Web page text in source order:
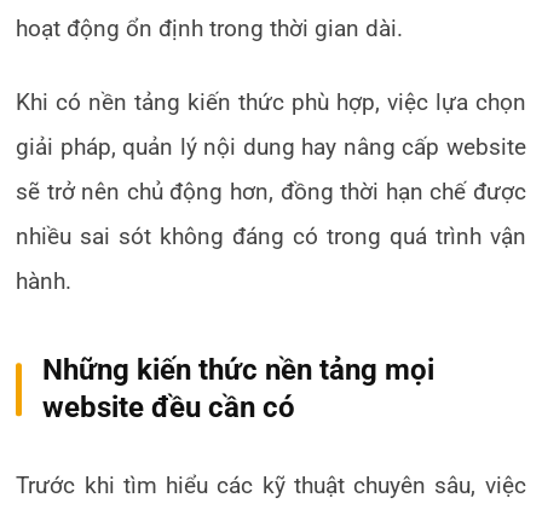
hoạt động ổn định trong thời gian dài.
Khi có nền tảng kiến thức phù hợp, việc lựa chọn
giải pháp, quản lý nội dung hay nâng cấp website
sẽ trở nên chủ động hơn, đồng thời hạn chế được
nhiều sai sót không đáng có trong quá trình vận
hành.
Những kiến thức nền tảng mọi
website đều cần có
Trước khi tìm hiểu các kỹ thuật chuyên sâu, việc